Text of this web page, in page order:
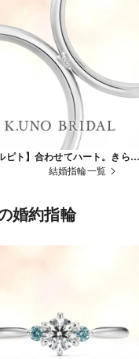
ピト】合わせてハート。きらめ
ヤは愛の輝き結婚指輪一覧
婚約指輪